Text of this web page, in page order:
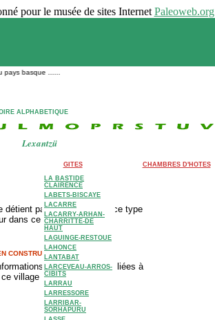
pour le musée de sites Internet Paleoweb.org
LA BASTIDE
CLAIRENCE
LABETS-BISCAYE
LACARRE
LACARRY-ARHAN-
CHARRITTE-DE
HAUT
LAGUINGE-RESTOUE
LAHONCE
LANTABAT
LARCEVEAU-ARROS-
CIBITS
LARRAU
LARRESSORE
LARRIBAR-
SORHAPURU
basque ......
ALPHABETIQUE
Lexantzü
GITES CHAMBRES D'HOTES
détient pas d'adresse pour ce type
dans ce village.
CONSTRUCTION
complémentaires liées à
ce village